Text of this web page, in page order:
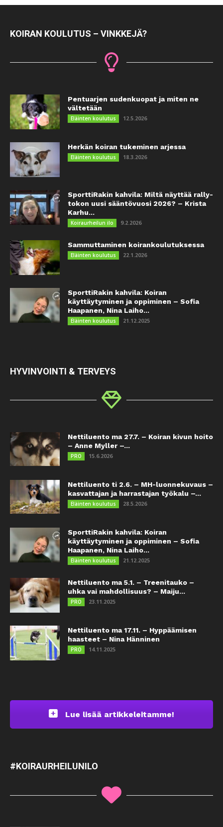
KOIRAN KOULUTUS – VINKKEJÄ?
Pentuarjen sudenkuopat ja miten ne
vältetään
Eläinten koulutus 12.5.2026
Herkän koiran tukeminen arjessa
Eläinten koulutus 18.3.2026
SporttiRakin kahvila: Miltä näyttää rally-
tokon uusi sääntövuosi 2026? – Krista
Karhu...
Koiraurheilun ilo 9.2.2026
Sammuttaminen koirankoulutuksessa
Eläinten koulutus 22.1.2026
SporttiRakin kahvila: Koiran
käyttäytyminen ja oppiminen – Sofia
Haapanen, Nina Laiho...
Eläinten koulutus 21.12.2025
HYVINVOINTI & TERVEYS
Nettiluento ma 27.7. – Koiran kivun hoito
– Anne Myller –...
PRO 15.6.2026
Nettiluento ti 2.6. – MH-luonnekuvaus –
kasvattajan ja harrastajan työkalu –...
Eläinten koulutus 28.5.2026
SporttiRakin kahvila: Koiran
käyttäytyminen ja oppiminen – Sofia
Haapanen, Nina Laiho...
Eläinten koulutus 21.12.2025
Nettiluento ma 5.1. – Treenitauko –
uhka vai mahdollisuus? – Maiju...
PRO 23.11.2025
Nettiluento ma 17.11. – Hyppäämisen
haasteet – Nina Hänninen
PRO 14.11.2025
Lue lisää artikkeleitamme!
#KOIRAURHEILUNILO